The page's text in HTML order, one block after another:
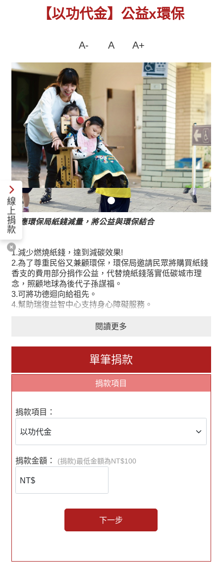
【以功代金】公益x環保
A- A A+
響應環保局紙錢減量，將公益與環保結合
1.減少燃燒紙錢，達到減碳效果!
2.為了尊重民俗又兼顧環保，環保局邀請民眾將購買紙錢
香支的費用部分捐作公益，代替燒紙錢落實低碳城市理
念，照顧地球為後代子孫謀福。
3.可將功德迴向給祖先。
4.幫助瑞復益智中心支持身心障礙服務。
好處多多一起「以功代金」，環保愛地球!
※為了確保資料一致性，收據人的名字和
身份證必須為同一人※
閱讀更多
單筆捐款
捐款項目
捐款項目：
捐款金額： (捐款)最低金額為NT$100
下一步
線
上
捐
款